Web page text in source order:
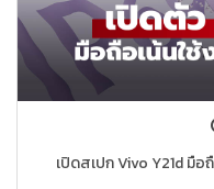
เปิดสเปก Vivo Y21d มื